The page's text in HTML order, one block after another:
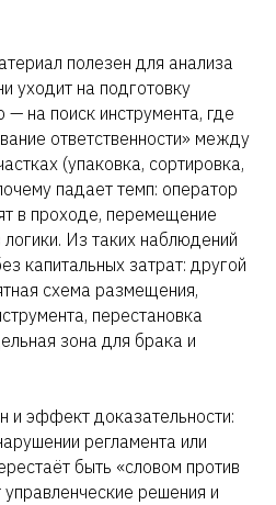
полезен для анализа
уходит на подготовку
— на поиск инструмента, где
ответственности» между
(упаковка, сортировка,
падает темп: оператор
в проходе, перемещение
Из таких наблюдений
капитальных затрат: другой
схема размещения,
перестановка
зона для брака и
и эффект доказательности:
регламента или
быть «словом против
решения и